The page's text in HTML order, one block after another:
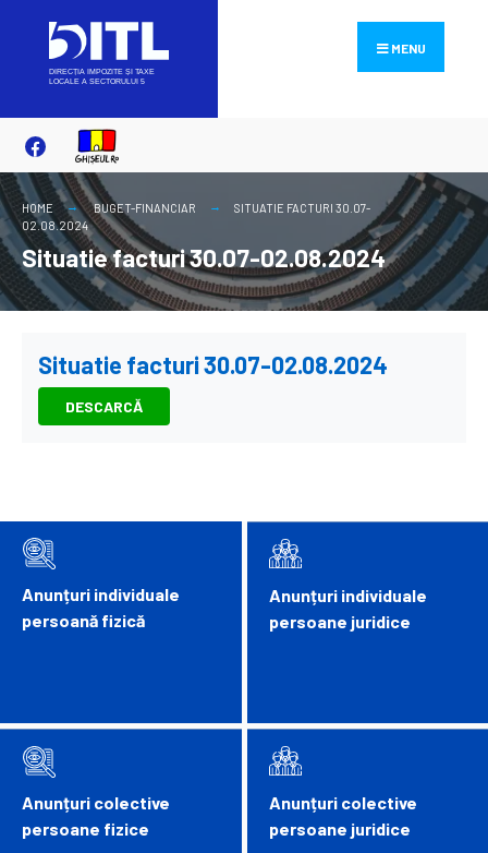
content
MENU
HOME BUGET-FINANCIAR
SITUATIE FACTURI 30.07-
02.08.2024
Situatie facturi 30.07-02.08.2024
Situatie facturi 30.07-02.08.2024
DESCARCĂ
Anunțuri individuale
persoană fizică
Anunțuri colective
persoane fizice
Anunțuri individuale
persoane juridice
Anunțuri colective
persoane juridice
for: